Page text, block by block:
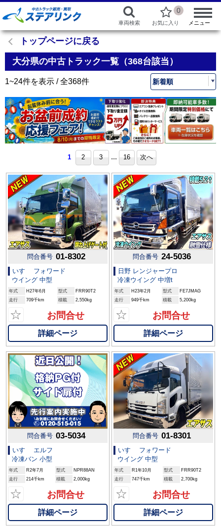
車両検索
0
お気に入り メニュー
トップページに戻る
大分県の中古トラック一覧（368台該当）
1~24件を表示 / 全368件
1 2 3 ... 16 次へ
問合番号 01-8302
いすゞ フォワード
ウイング 中型
年式 H27年6月 型式
FRR90T2
走行
709千km 積載 2,550kg
☆ お問合せ
詳細ページ
問合番号 24-5036
日野 レンジャープロ
冷凍ウイング 中増t
年式 H23年2月 型式
FE7JMAG
走行
949千km 積載 5,200kg
☆ お問合せ
詳細ページ
問合番号 03-5034
いすゞ エルフ
冷凍バン 小型
年式 R2年7月 型式
NPR88AN
走行
214千km 積載 2,000kg
☆ お問合せ
詳細ページ
問合番号 01-8301
いすゞ フォワード
ウイング 中型
年式 R1年10月 型式
FRR90T2
走行
747千km 積載 2,700kg
☆ お問合せ
詳細ページ